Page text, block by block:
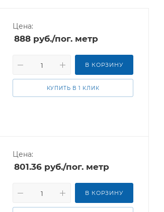
Цена:
888 руб./пог. метр
В КОРЗИНУ
КУПИТЬ В 1 КЛИК
Цена:
801.36 руб./пог. метр
В КОРЗИНУ